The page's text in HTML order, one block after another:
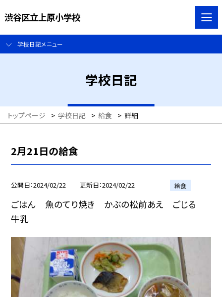
渋谷区立上原小学校
学校日記メニュー
学校日記
トップページ > 学校日記 > 給食 > 詳細
2月21日の給食
公開日 2024/02/22 更新日 2024/02/22 給食
ごはん 魚のてり焼き かぶの松前あえ ごじる
牛乳